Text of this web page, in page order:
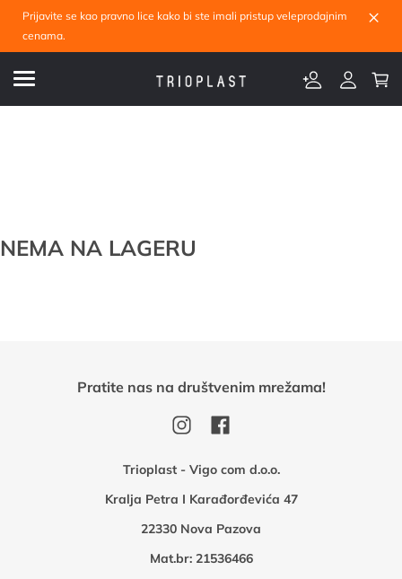
Prijavite se kao pravno lice kako bi ste imali pristup veleprodajnim
cenama.
×
NEMA NA LAGERU
Trioplast - Vigo com d.o.o.
Kralja Petra I Karađorđevića 47
22330 Nova Pazova
Mat.br: 21536466
Pratite nas na društvenim mrežama!